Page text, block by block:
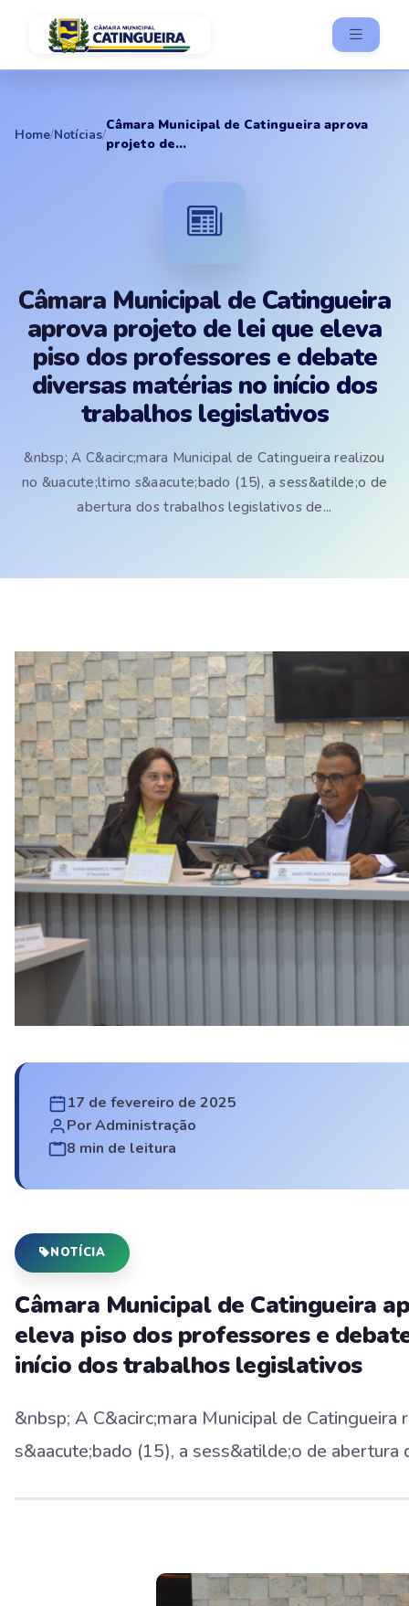
Home/Notícias/
Câmara Municipal de Catingueira aprova
projeto de...
Câmara Municipal de Catingueira
aprova projeto de lei que eleva
piso dos professores e debate
diversas matérias no início dos
trabalhos legislativos
&nbsp; A C&acirc;mara Municipal de Catingueira realizou
no &uacute;ltimo s&aacute;bado (15), a sess&atilde;o de
abertura dos trabalhos legislativos de...
17 de fevereiro de 2025
Por Administração
8 min de leitura
NOTÍCIA
Câmara Municipal de Catingueira
eleva piso dos professores e
início dos trabalhos legislativos
&nbsp; A C&acirc;mara Municipal de
s&aacute;bado (15), a sess&atilde;o de